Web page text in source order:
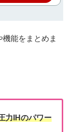
能をまとめま
力IHのパワー